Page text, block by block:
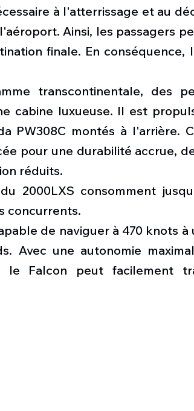
à l'atterrissage et au
Ainsi, les passagers
finale. En conséquence,
transcontinentale, des
cabine luxueuse. Il est
PW308C montés à l'arrière.
pour une durabilité accrue,
réduits.
2000LXS consomment
concurrents.
de naviguer à 470 knots à
Avec une autonomie
le Falcon peut facilement